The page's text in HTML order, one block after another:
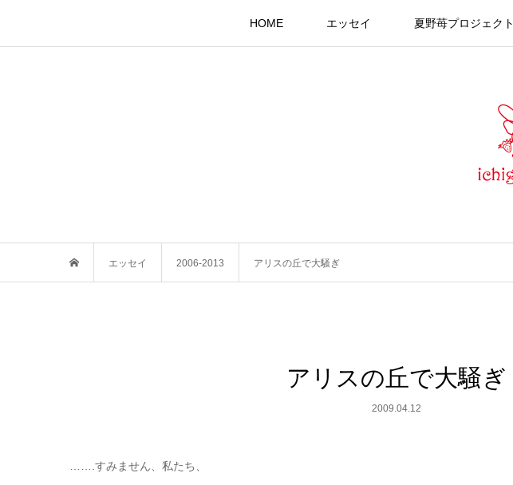
HOME エッセイ 夏野苺プロジェクト
エッセイ 2006-2013 アリスの丘で大騒ぎ
アリスの丘で大騒ぎ
2009.04.12
…….すみません、私たち、